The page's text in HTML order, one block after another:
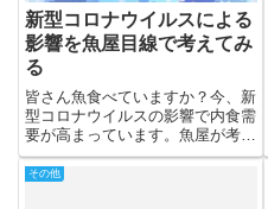
新型コロナウイルスによる
影響を魚屋目線で考えてみ
る
皆さん魚食べていますか？今、新
型コロナウイルスの影響で内食需
要が高まっています。魚屋が考え
る新型コロナウイルスの影響と対
策を個人的に説明します。
その他